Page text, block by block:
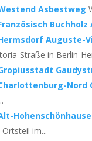
Asbestweg
Buchholz
Auguste-
Straße in Berlin-
Nord
Ortsteil im...